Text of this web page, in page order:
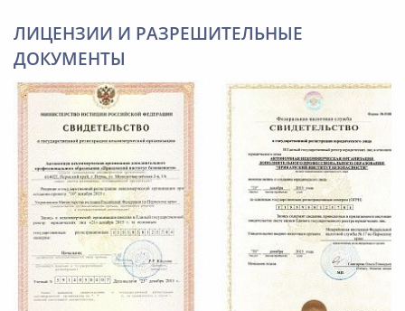
ЛИЦЕНЗИИ И РАЗРЕШИТЕЛЬНЫЕ
ДОКУМЕНТЫ